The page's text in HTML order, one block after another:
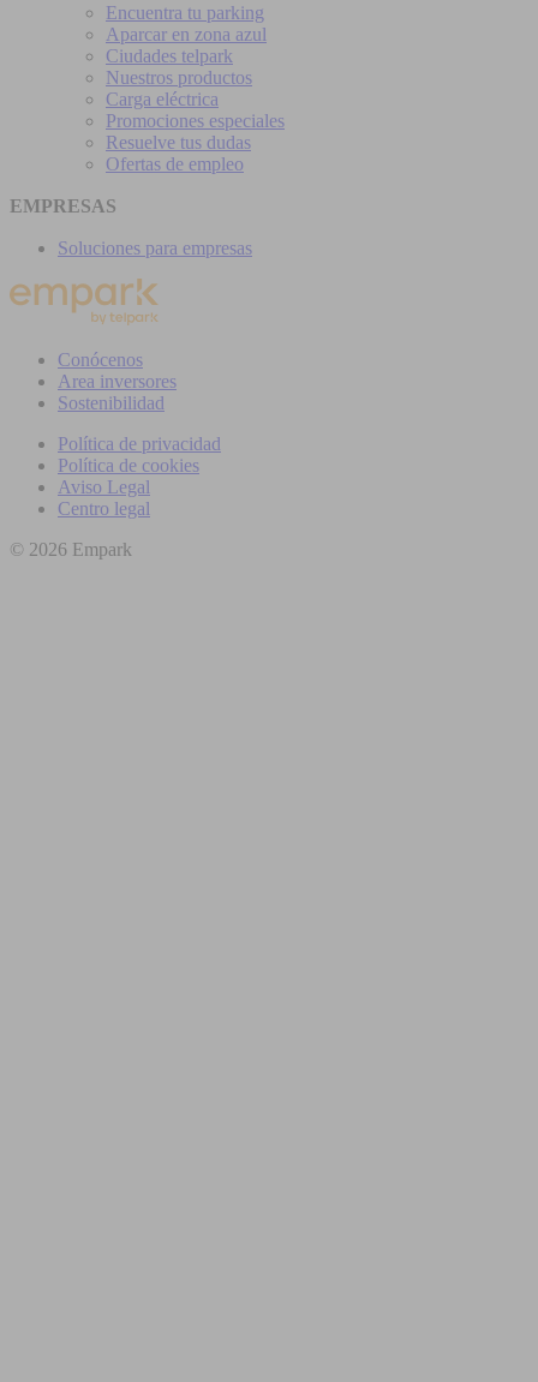
Encuentra tu parking
Aparcar en zona azul
Ciudades telpark
Nuestros productos
Carga eléctrica
Promociones especiales
Resuelve tus dudas
Ofertas de empleo
EMPRESAS
Soluciones para empresas
Conócenos
Area inversores
Sostenibilidad
Política de privacidad
Política de cookies
Aviso Legal
Centro legal
© 2026 Empark